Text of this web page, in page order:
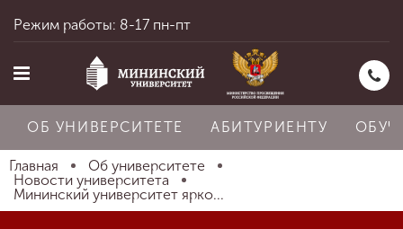
Главная
Режим работы: 8-17 пн-пт
ОБ УНИВЕРСИТЕТЕ АБИТУРИЕНТУ
Главная
Об университете
Новости университета
Мининский университет ярко...